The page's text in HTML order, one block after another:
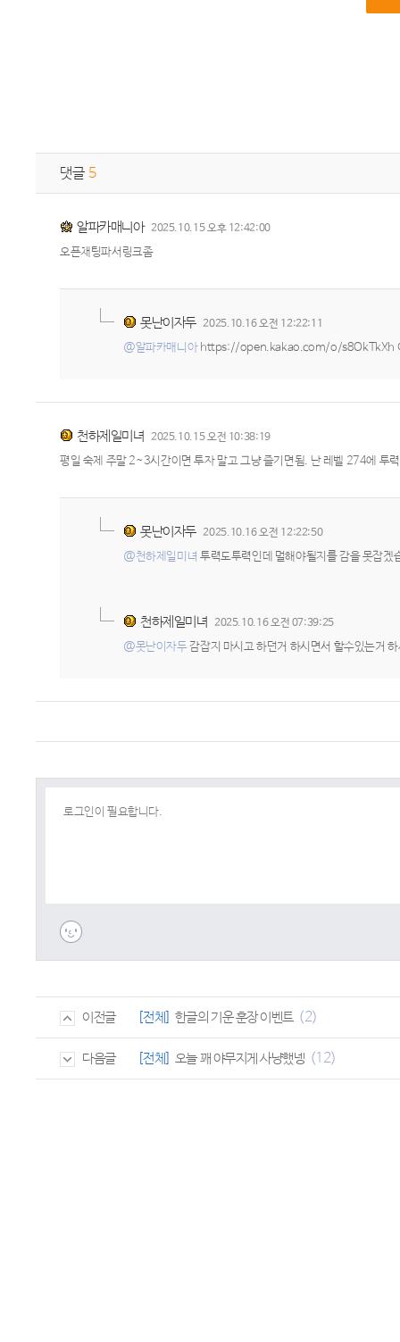
댓글 5
알파카매니아 2025.10.15 오후 12:42:00
오픈채팅파서링크좀
못난이자두 2025.10.16 오전 12:22:11
@알파카매니아https://open.kakao.com/o/s8OkTkXh
천하제일미녀 2025.10.15 오전 10:38:19
평일 숙제 주말 2~3시간이면 투자 말고 그냥 즐기면됨. 난 레벨 274에 투
못난이자두 2025.10.16 오전 12:22:50
@천하제일미녀 투력도투력인데 멀해야될지를 감을 못잡겠
천하제일미녀 2025.10.16 오전 07:39:25
@못난이자두감잡지 마시고 하던거 하시면서 할수있는거
이전글 [전체] 한글의 기운 훈장 이벤트 (2)
다음글 [전체] 오늘 꽤 야무지게 사냥했넹 (12)